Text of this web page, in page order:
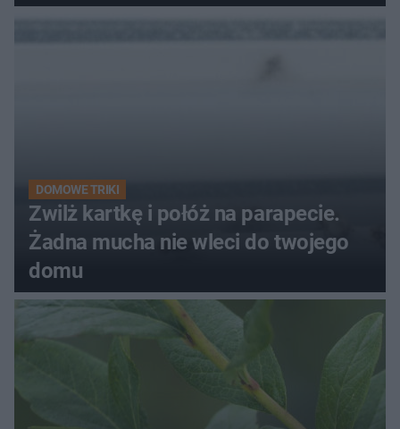
kobiety
DOMOWE TRIKI
Zwilż kartkę i połóż na parapecie.
Żadna mucha nie wleci do twojego
domu